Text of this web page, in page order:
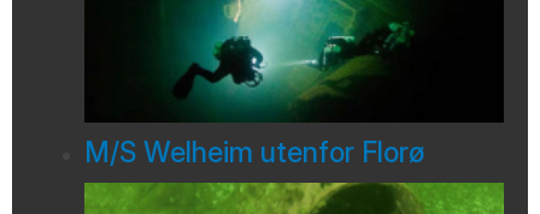
M/S Welheim utenfor Florø